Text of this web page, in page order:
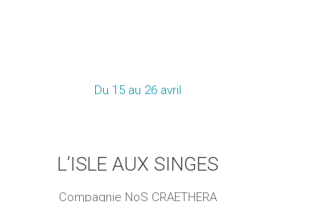
Du 15 au 26 avril
L’ISLE AUX SINGES
Compagnie NoS CRAETHERA